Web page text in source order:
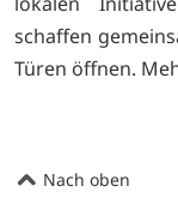
schaffen
Türen öffnen.
Nach oben